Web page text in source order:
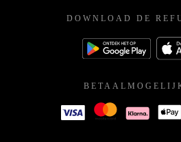
DOWNLOAD DE